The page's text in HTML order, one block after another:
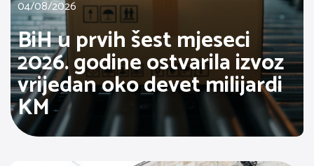
04/08/2026
BiH u prvih šest mjeseci
2026. godine ostvarila izvoz
vrijedan oko devet milijardi
KM